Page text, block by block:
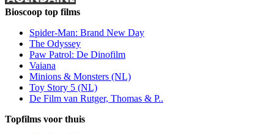
Bioscoop top films
Spider-Man: Brand New Day
The Odyssey
Paw Patrol: De Dinofilm
Vaiana
Minions & Monsters (NL)
Toy Story 5 (NL)
De Film van Rutger, Thomas & P..
Topfilms voor thuis